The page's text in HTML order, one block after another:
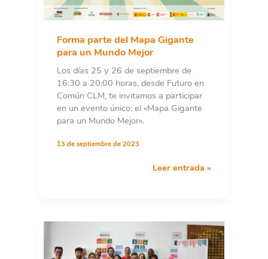
Forma parte del Mapa Gigante
para un Mundo Mejor
Los días 25 y 26 de septiembre de
16:30 a 20:00 horas, desde Futuro en
Común CLM, te invitamos a participar
en un evento único: el «Mapa Gigante
para un Mundo Mejor».
13 de septiembre de 2023
Forma
Mundo
Leer entrada »